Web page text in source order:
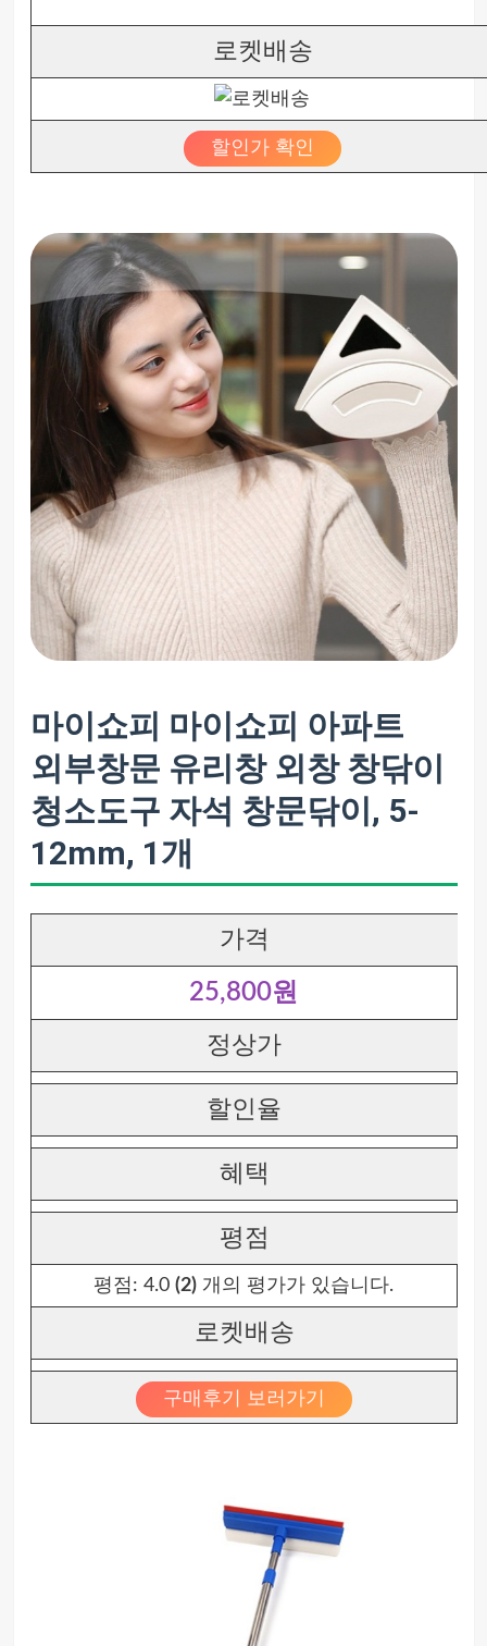
로켓배송
할인가 확인
마이쇼피 마이쇼피 아파트
외부창문 유리창 외창 창닦이
청소도구 자석 창문닦이, 5-
12mm, 1개
가격
25,800원
정상가
할인율
혜택
평점
평점: 4.0 (2) 개의 평가가 있습니다.
로켓배송
구매후기 보러가기